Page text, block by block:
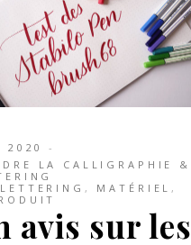
2020
LA CALLIGRAPHIE &
, MATÉRIEL ,
avis sur les